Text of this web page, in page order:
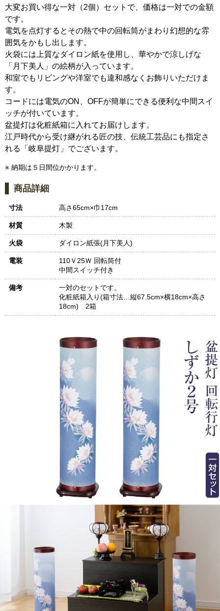
大変お買い得な一対（2個）セットで、価格は一対での金額
です。
電気を点灯するとその熱で中の回転筒がまわり幻想的な雰
囲気をかもし出します。
火袋には上質なダイロン紙を使用し、華やかで涼しげな
「月下美人」の絵柄が入っています。
和室でもリビングや洋室でも違和感なくお飾りいただけま
す。
コードには電気のON、OFFが簡単にできる便利な中間スイ
ッチが付いています。
盆提灯は化粧紙箱に入れてお届けします。
江戸時代から受け継がれる匠の技、伝統工芸品にも指定さ
れる「岐阜提灯」でございます。
※ 納期は５日間位かかります。
商品詳細
寸法 高さ65cm×巾17cm
材質 木製
火袋 ダイロン紙張(月下美人)
電装
110Ｖ25Ｗ 回転筒付
中間スイッチ付き
備考
一対のセットです。
化粧紙箱入り(箱寸法…縦67.5cm×横18cm×高さ
18cm) 2箱